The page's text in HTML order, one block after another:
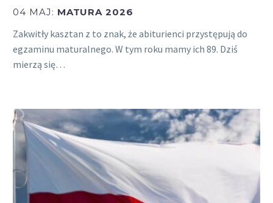
04 MAJ: MATURA 2026
Zakwitły kasztan z to znak, że abiturienci przystępują do
egzaminu maturalnego. W tym roku mamy ich 89. Dziś
mierzą się…